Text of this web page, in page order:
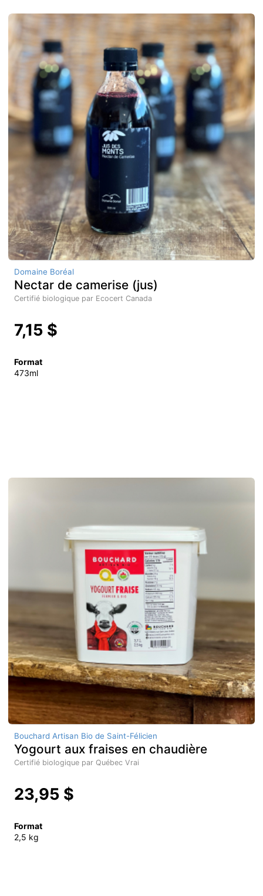
Domaine Boréal
Nectar de camerise (jus)
Certifié biologique par Ecocert Canada
7,15 $
Format
473ml
Bouchard Artisan Bio de Saint-Félicien
Yogourt aux fraises en chaudière
Certifié biologique par Québec Vrai
23,95 $
Format
2,5 kg